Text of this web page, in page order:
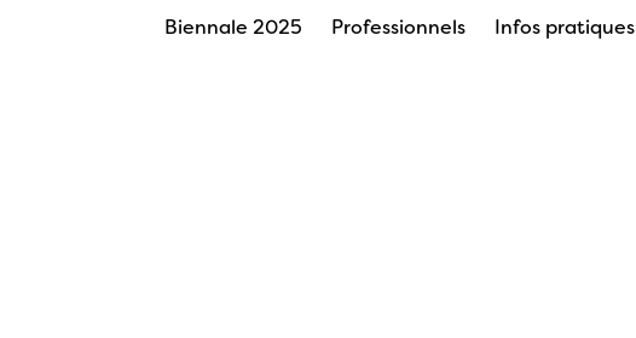
Biennale 2025 Professionnels Infos pratiques